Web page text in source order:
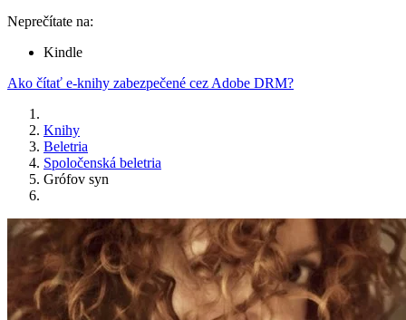
Neprečítate na:
Kindle
Ako čítať e-knihy zabezpečené cez Adobe DRM?
Knihy
Beletria
Spoločenská beletria
Grófov syn